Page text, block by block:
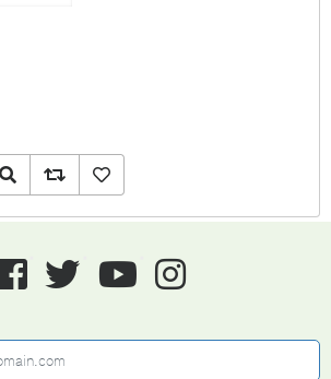
Quick ViewAdd to compare listเพิ่มลงรายการโปรด
Facebook twitter youtube instagram